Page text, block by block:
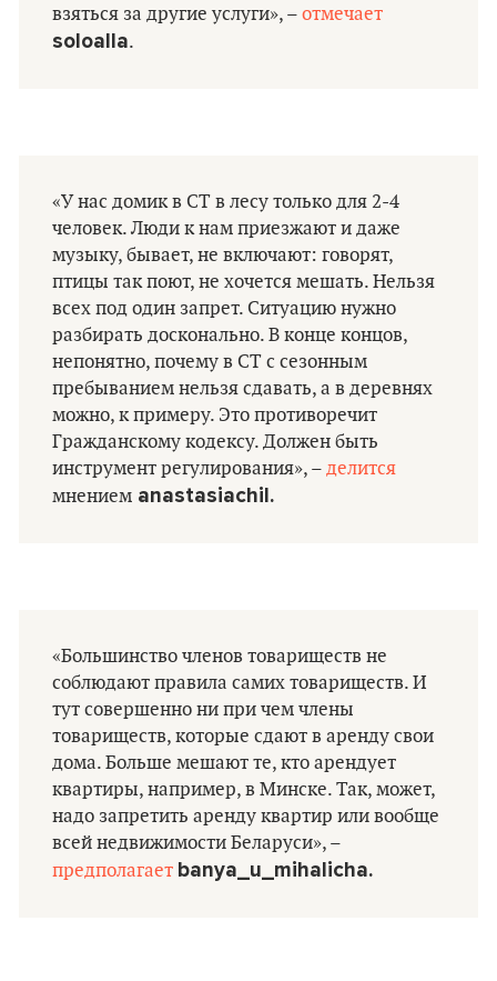
взяться за другие услуги», – отмечает
soloalla.
«У нас домик в СТ в лесу только для 2-4
человек. Люди к нам приезжают и даже
музыку, бывает, не включают: говорят,
птицы так поют, не хочется мешать. Нельзя
всех под один запрет. Ситуацию нужно
разбирать досконально. В конце концов,
непонятно, почему в СТ с сезонным
пребыванием нельзя сдавать, а в деревнях
можно, к примеру. Это противоречит
Гражданскому кодексу. Должен быть
инструмент регулирования», – делится
мнением anastasiachil.
«Большинство членов товариществ не
соблюдают правила самих товариществ. И
тут совершенно ни при чем члены
товариществ, которые сдают в аренду свои
дома. Больше мешают те, кто арендует
квартиры, например, в Минске. Так, может,
надо запретить аренду квартир или вообще
всей недвижимости Беларуси», –
предполагает banya_u_mihalicha.